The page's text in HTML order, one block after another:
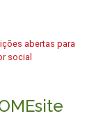
abertas para
social